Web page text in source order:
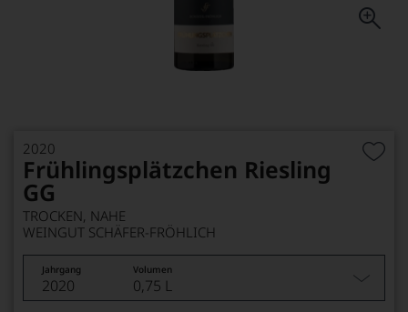
2020
Frühlingsplätzchen Riesling
GG
TROCKEN, NAHE
WEINGUT SCHÄFER-FRÖHLICH
Jahrgang Volumen
2020 0,75 L